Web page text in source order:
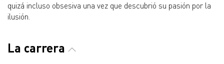
quizá incluso obsesiva una vez que descubrió su pasión por la
ilusión.
La carrera